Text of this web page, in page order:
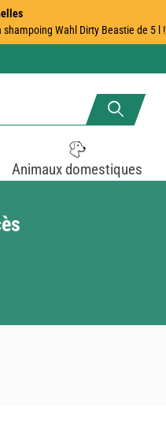
Wahl Dirty Beastie de 5 l !
Animaux domestiques